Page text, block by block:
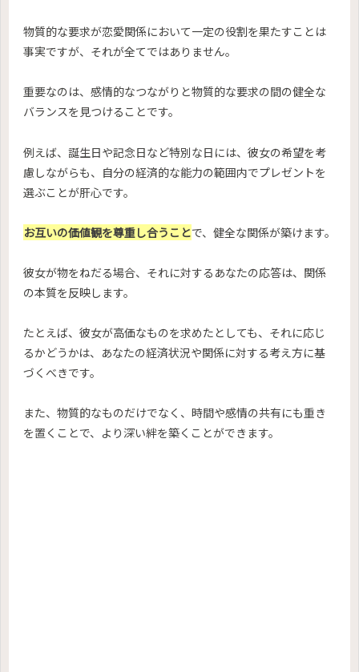
物質的な要求が恋愛関係において一定の役割を果たすことは
事実ですが、それが全てではありません。
重要なのは、感情的なつながりと物質的な要求の間の健全な
バランスを見つけることです。
例えば、誕生日や記念日など特別な日には、彼女の希望を考
慮しながらも、自分の経済的な能力の範囲内でプレゼントを
選ぶことが肝心です。
お互いの価値観を尊重し合うことで、健全な関係が築けます。
彼女が物をねだる場合、それに対するあなたの応答は、関係
の本質を反映します。
たとえば、彼女が高価なものを求めたとしても、それに応じ
るかどうかは、あなたの経済状況や関係に対する考え方に基
づくべきです。
また、物質的なものだけでなく、時間や感情の共有にも重き
を置くことで、より深い絆を築くことができます。